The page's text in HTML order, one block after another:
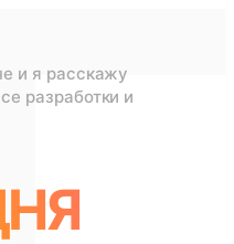
и я расскажу
разработки и